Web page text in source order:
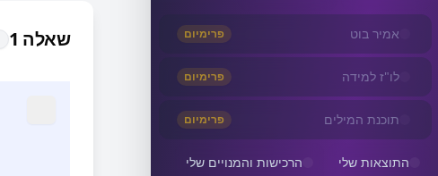
אמיר בוט פרימיום
לו"ז למידה פרימיום
תוכנת המילים פרימיום
התוצאות שלי הרכישות והמנויים שלי
שאלה 1